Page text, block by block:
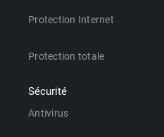
Protection Internet
Protection totale
Sécurité
Antivirus